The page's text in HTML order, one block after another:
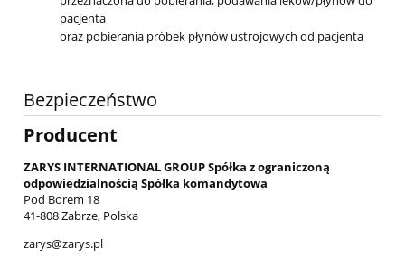
pacjenta
oraz pobierania próbek płynów ustrojowych od pacjenta
Bezpieczeństwo
Producent
ZARYS INTERNATIONAL GROUP Spółka z ograniczoną
odpowiedzialnością Spółka komandytowa
Pod Borem 18
41-808 Zabrze, Polska
zarys@zarys.pl